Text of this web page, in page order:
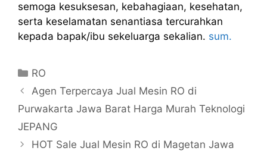
semoga kesuksesan, kebahagiaan, kesehatan,
serta keselamatan senantiasa tercurahkan
kepada bapak/ibu sekeluarga sekalian. sum.
Kategori
RO
Agen Terpercaya Jual Mesin RO di
Purwakarta Jawa Barat Harga Murah Teknologi
JEPANG
HOT Sale Jual Mesin RO di Magetan Jawa